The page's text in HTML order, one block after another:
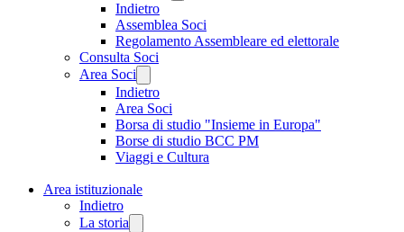
Indietro
Assemblea Soci
Regolamento Assembleare ed elettorale
Consulta Soci
Area Soci
Indietro
Area Soci
Borsa di studio "Insieme in Europa"
Borse di studio BCC PM
Viaggi e Cultura
Area istituzionale
Indietro
La storia